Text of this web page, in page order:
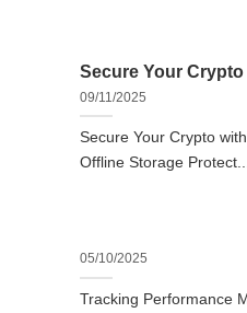
Secure Your
09/11/2025
Secure Your Crypto
Offline Storage Protect...
05/10/2025
Tracking Performance